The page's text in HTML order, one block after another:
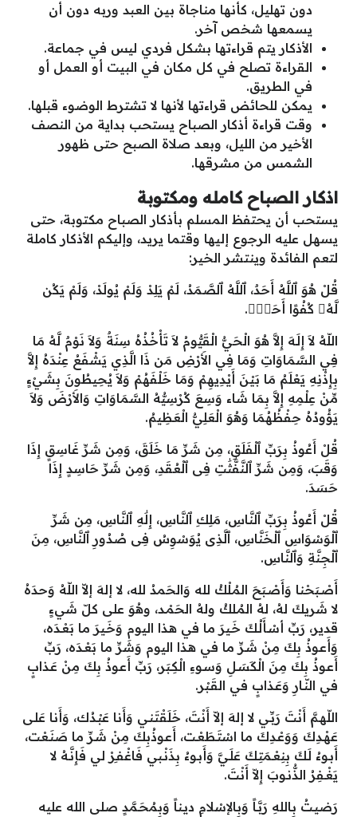
دون تهليل، كأنها مناجاة بين العبد وربه دون أن
يسمعها شخص آخر.
الأذكار يتم قراءتها بشكل فردي ليس في جماعة.
القراءة تصلح في كل مكان في البيت أو العمل أو
في الطريق.
يمكن للحائض قراءتها لأنها لا تشترط الوضوء قبلها.
وقت قراءة أذكار الصباح يستحب بداية من النصف
الأخير من الليل، وبعد صلاة الصبح حتى ظهور
الشمس من مشرقها.
اذكار الصباح كامله ومكتوبة
يستحب أن يحتفظ المسلم بأذكار الصباح مكتوبة، حتى
يسهل عليه الرجوع إليها وقتما يريد، وإليكم الأذكار كاملة
لتعم الفائدة وينتشر الخير:
قُلْ هُوَ ٱللَّهُ أَحَدٌ، ٱللَّهُ ٱلصَّمَدُ، لَمْ يَلِدْ وَلَمْ يُولَدْ، وَلَمْ يَكُن
لَّهُۥ كُفُوًا أَحَدٌۢ.
اللّهُ لاَ إِلَـهَ إِلاَّ هُوَ الْحَيُّ الْقَيُّومُ لاَ تَأْخُذُهُ سِنَةٌ وَلاَ نَوْمٌ لَّهُ مَا
فِي السَّمَاوَاتِ وَمَا فِي الأَرْضِ مَن ذَا الَّذِي يَشْفَعُ عِنْدَهُ إِلاَّ
بِإِذْنِهِ يَعْلَمُ مَا بَيْنَ أَيْدِيهِمْ وَمَا خَلْفَهُمْ وَلاَ يُحِيطُونَ بِشَيْءٍ
مِّنْ عِلْمِهِ إِلاَّ بِمَا شَاء وَسِعَ كُرْسِيُّهُ السَّمَاوَاتِ وَالأَرْضَ وَلاَ
يَؤُودُهُ حِفْظُهُمَا وَهُوَ الْعَلِيُّ الْعَظِيمُ.
قُلْ أَعُوذُ بِرَبِّ ٱلْفَلَقِ، مِن شَرِّ مَا خَلَقَ، وَمِن شَرِّ غَاسِقٍ إِذَا
وَقَبَ، وَمِن شَرِّ ٱلنَّفَّٰثَٰتِ فِى ٱلْعُقَدِ، وَمِن شَرِّ حَاسِدٍ إِذَا
حَسَدَ.
قُلْ أَعُوذُ بِرَبِّ ٱلنَّاسِ، مَلِكِ ٱلنَّاسِ، إِلَٰهِ ٱلنَّاسِ، مِن شَرِّ
ٱلْوَسْوَاسِ ٱلْخَنَّاسِ، ٱلَّذِى يُوَسْوِسُ فِى صُدُورِ ٱلنَّاسِ، مِنَ
ٱلْجِنَّةِ وَٱلنَّاسِ.
أَصْـبَحْنا وَأَصْـبَحَ المُـلْكُ لله وَالحَمدُ لله، لا إلهَ إلاّ اللّهُ وَحدَهُ
لا شَريكَ لهُ، لهُ المُـلكُ ولهُ الحَمْـد، وهُوَ على كلّ شَيءٍ
قدير، رَبِّ أسْـأَلُـكَ خَـيرَ ما في هـذا اليوم وَخَـيرَ ما بَعْـدَه،
وَأَعـوذُ بِكَ مِنْ شَـرِّ ما في هـذا اليوم وَشَرِّ ما بَعْـدَه، رَبِّ
أَعـوذُ بِكَ مِنَ الْكَسَـلِ وَسـوءِ الْكِـبَر، رَبِّ أَعـوذُ بِكَ مِنْ عَـذابٍ
في النّـارِ وَعَـذابٍ في القَـبْر.
اللّهـمَّ أَنْتَ رَبِّـي لا إلهَ إلاّ أَنْتَ، خَلَقْتَنـي وَأَنا عَبْـدُك، وَأَنا عَلـى
عَهْـدِكَ وَوَعْـدِكَ ما اسْتَـطَعْـت، أَعـوذُبِكَ مِنْ شَـرِّ ما صَنَـعْت،
أَبـوءُ لَـكَ بِنِعْـمَتِـكَ عَلَـيَّ وَأَبـوءُ بِذَنْـبي فَاغْفـِرْ لي فَإِنَّـهُ لا
يَغْـفِرُ الذُّنـوبَ إِلاّ أَنْتَ.
رَضيـتُ بِاللهِ رَبَّـاً وَبِالإسْلامِ ديـناً وَبِمُحَـمَّدٍ صلى الله عليه